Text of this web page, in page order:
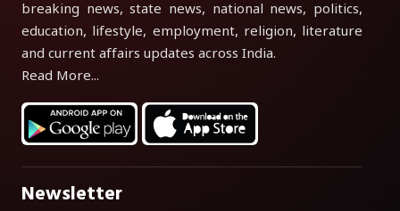
breaking news, state news, national news, politics,
education, lifestyle, employment, religion, literature
and current affairs updates across India.
Read More...
Newsletter